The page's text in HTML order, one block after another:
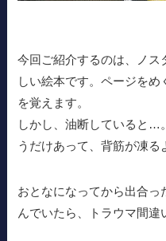
今回ご紹介するのは、ノス
しい絵本です。ページを
を覚えます。
しかし、油断していると…
うだけあって、背筋が凍る
おとなになってから出合っ
んでいたら、トラウマ間違